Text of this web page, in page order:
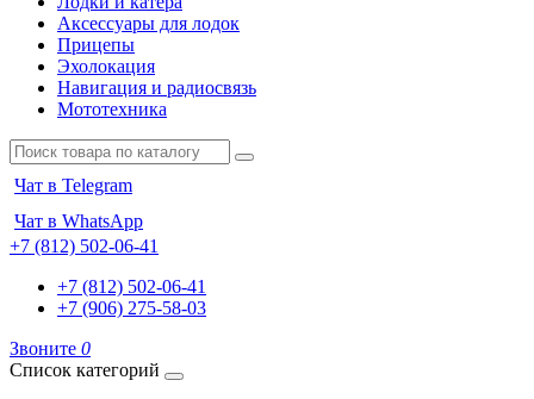
Аксессуары для лодок
Прицепы
Эхолокация
Навигация и радиосвязь
Мототехника
Чат в Telegram
Чат в WhatsApp
+7 (812) 502-06-41
+7 (812) 502-06-41
+7 (906) 275-58-03
Звоните 0
Список категорий